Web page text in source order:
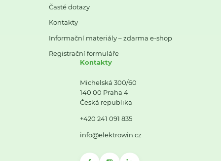
Časté dotazy
Kontakty
Informační materiály – zdarma e-shop
Registrační formuláře
Kontakty
Michelská 300/60
140 00 Praha 4
Česká republika
+420 241 091 835
info@elektrowin.cz